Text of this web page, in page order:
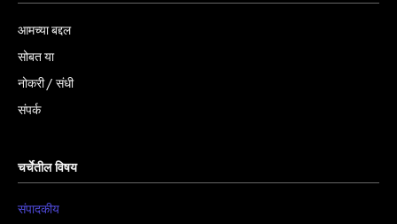
आमच्या बद्दल
सोबत या
नोकरी / संधी
संपर्क
चर्चेतील विषय
संपादकीय